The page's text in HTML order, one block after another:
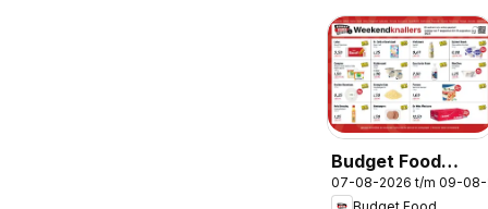
Budget Food
folder -
07-08-2026 t/m 09-08-